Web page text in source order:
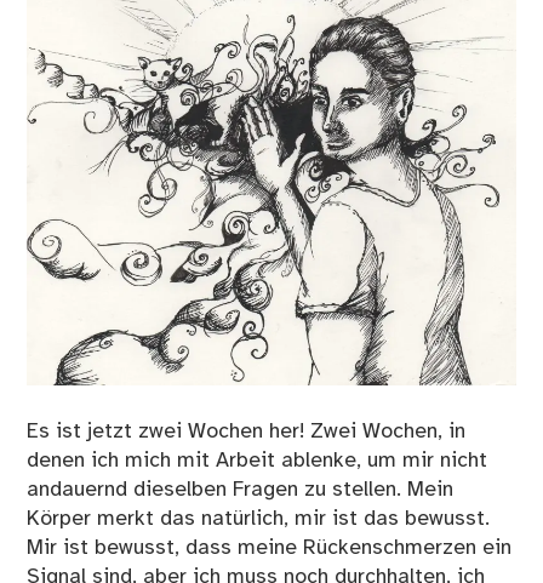
Es ist jetzt zwei Wochen her! Zwei Wochen, in
denen ich mich mit Arbeit ablenke, um mir nicht
andauernd dieselben Fragen zu stellen. Mein
Körper merkt das natürlich, mir ist das bewusst.
Mir ist bewusst, dass meine Rückenschmerzen ein
Signal sind, aber ich muss noch durchhalten, ich